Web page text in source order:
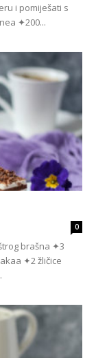
i pomije­šati s
✦200...
0
brašna ✦3
✦2 žličice